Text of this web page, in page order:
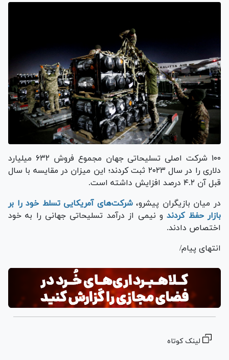
۱۰۰ شرکت اصلی تسلیحاتی جهان مجموع فروش ۶۳۲ میلیارد
دلاری را در سال ۲۰۲۳ ثبت کردند؛ این میزان در مقایسه با سال
قبل آن ۴.۲ درصد افزایش داشته است.
در میان بازیگران پیشرو،شرکت‌های آمریکایی تسلط خود را بر
بازار حفظ کردند و نیمی از درآمد تسلیحاتی جهانی را به خود
اختصاص دادند.
انتهای پیام/
لینک کوتاه